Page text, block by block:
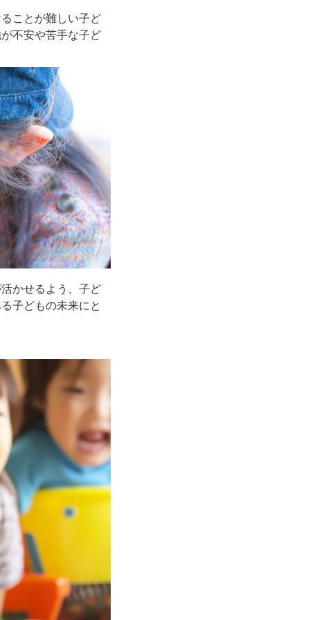
ことが難しい子ど
不安や苦手な子ど
かせるよう、子ど
子どもの未来にと